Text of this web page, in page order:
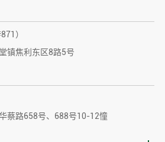
）
镇焦利东区8路5号
蔡路658号、688号10-12憧